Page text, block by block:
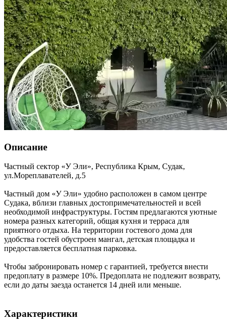
Описание
Частный сектор «У Эли», Республика Крым, Судак,
ул.Мореплавателей, д.5
Частный дом «У Эли» удобно расположен в самом центре
Судака, вблизи главных достопримечательностей и всей
необходимой инфраструктуры. Гостям предлагаются уютные
номера разных категорий, общая кухня и терраса для
приятного отдыха. На территории гостевого дома для
удобства гостей обустроен мангал, детская площадка и
предоставляется бесплатная парковка.
Чтобы забронировать номер с гарантией, требуется внести
предоплату в размере 10%. Предоплата не подлежит возврату,
если до даты заезда останется 14 дней или меньше.
Характеристики